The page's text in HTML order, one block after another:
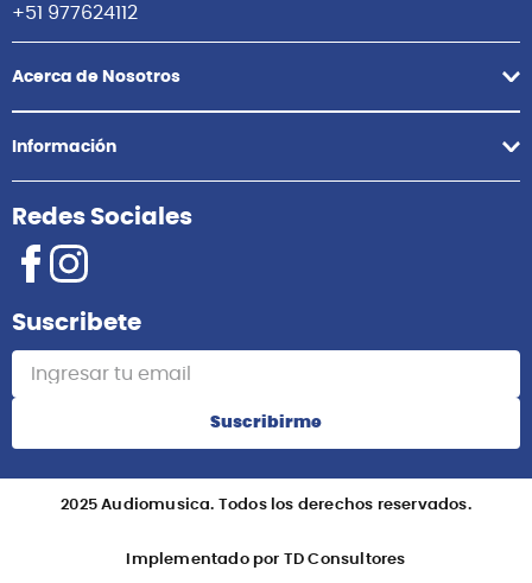
+51 977624112
Acerca de Nosotros
Información
Redes Sociales
Suscribete
Suscribirme
2025 Audiomusica. Todos los derechos reservados.
Implementado por TD Consultores